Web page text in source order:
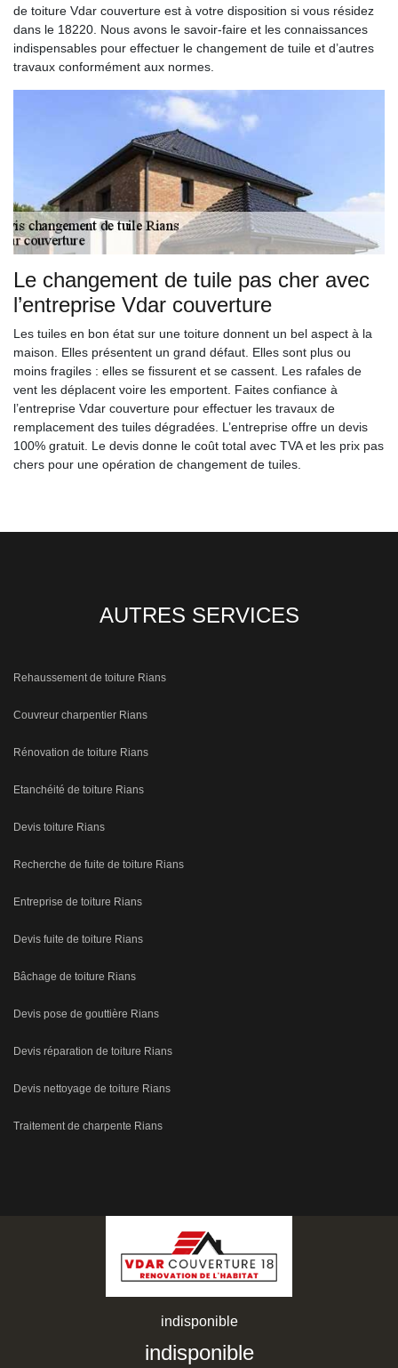
de toiture Vdar couverture est à votre disposition si vous résidez
dans le 18220. Nous avons le savoir-faire et les connaissances
indispensables pour effectuer le changement de tuile et d’autres
travaux conformément aux normes.
Le changement de tuile pas cher avec
l’entreprise Vdar couverture
Les tuiles en bon état sur une toiture donnent un bel aspect à la
maison. Elles présentent un grand défaut. Elles sont plus ou
moins fragiles : elles se fissurent et se cassent. Les rafales de
vent les déplacent voire les emportent. Faites confiance à
l’entreprise Vdar couverture pour effectuer les travaux de
remplacement des tuiles dégradées. L’entreprise offre un devis
100% gratuit. Le devis donne le coût total avec TVA et les prix pas
chers pour une opération de changement de tuiles.
AUTRES SERVICES
Rehaussement de toiture Rians
Couvreur charpentier Rians
Rénovation de toiture Rians
Etanchéité de toiture Rians
Devis toiture Rians
Recherche de fuite de toiture Rians
Entreprise de toiture Rians
Devis fuite de toiture Rians
Bâchage de toiture Rians
Devis pose de gouttière Rians
Devis réparation de toiture Rians
Devis nettoyage de toiture Rians
Traitement de charpente Rians
indisponible
indisponible